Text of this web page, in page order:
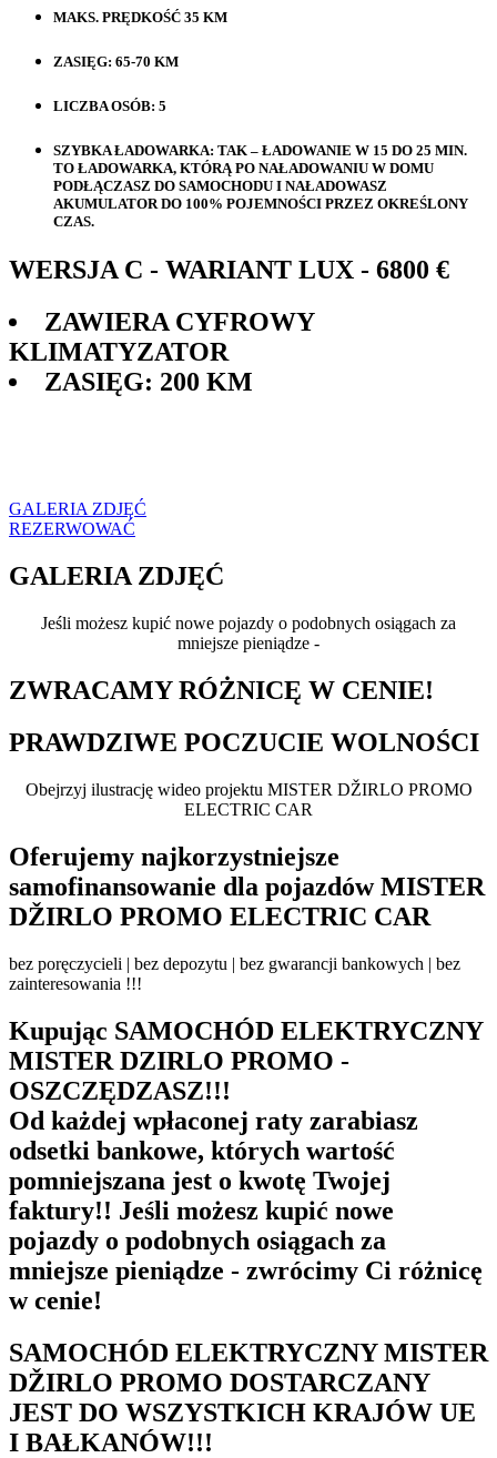
MAKS. PRĘDKOŚĆ 35 KM
ZASIĘG: 65-70 KM
LICZBA OSÓB: 5
SZYBKA ŁADOWARKA: TAK – ŁADOWANIE W 15 DO 25 MIN.
TO ŁADOWARKA, KTÓRĄ PO NAŁADOWANIU W DOMU
PODŁĄCZASZ DO SAMOCHODU I NAŁADOWASZ
AKUMULATOR DO 100% POJEMNOŚCI PRZEZ OKREŚLONY
CZAS.
WERSJA C - WARIANT LUX - 6800 €
ZAWIERA CYFROWY
KLIMATYZATOR
ZASIĘG: 200 KM
GALERIA ZDJĘĆ
REZERWOWAĆ
GALERIA ZDJĘĆ
Jeśli możesz kupić nowe pojazdy o podobnych osiągach za
mniejsze pieniądze -
ZWRACAMY RÓŻNICĘ W CENIE!
PRAWDZIWE POCZUCIE WOLNOŚCI
Obejrzyj ilustrację wideo projektu MISTER DŽIRLO PROMO
ELECTRIC CAR
Oferujemy najkorzystniejsze
samofinansowanie dla pojazdów MISTER
DŽIRLO PROMO ELECTRIC CAR
bez poręczycieli | bez depozytu | bez gwarancji bankowych | bez
zainteresowania !!!
Kupując SAMOCHÓD ELEKTRYCZNY
MISTER DZIRLO PROMO -
OSZCZĘDZASZ!!!
Od każdej wpłaconej raty zarabiasz
odsetki bankowe, których wartość
pomniejszana jest o kwotę Twojej
faktury!! Jeśli możesz kupić nowe
pojazdy o podobnych osiągach za
mniejsze pieniądze - zwrócimy Ci różnicę
w cenie!
SAMOCHÓD ELEKTRYCZNY MISTER
DŽIRLO PROMO DOSTARCZANY
JEST DO WSZYSTKICH KRAJÓW UE
I BAŁKANÓW!!!